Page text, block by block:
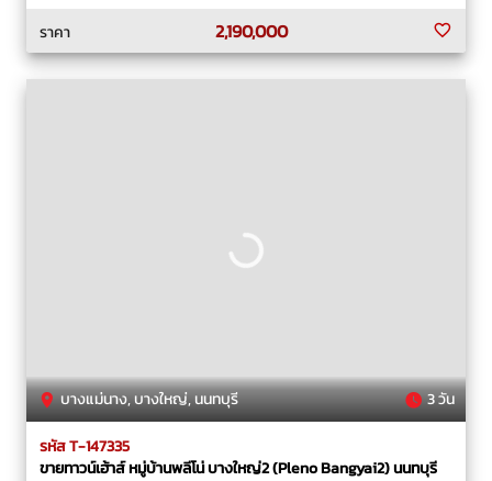
ราคา 2,190,000
บางแม่นาง, บางใหญ่, นนทบุรี 3 วัน
รหัส T-147335
ขายทาวน์เฮ้าส์ หมู่บ้านพลีโน่ บางใหญ่2 (Pleno Bangyai2) นนทบุรี